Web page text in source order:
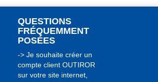
QUESTIONS
FRÉQUEMMENT
POSÉES
-> Je souhaite créer un
compte client OUTIROR
sur votre site internet,